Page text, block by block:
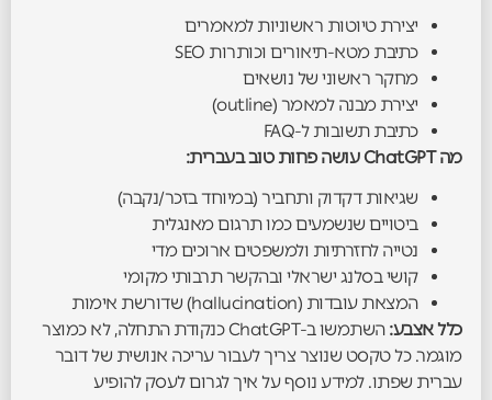
יצירת טיוטות ראשוניות למאמרים
כתיבת מטא-תיאורים וכותרות SEO
מחקר ראשוני של נושאים
יצירת מבנה למאמר (outline)
כתיבת תשובות ל-FAQ
מה ChatGPT עושה פחות טוב בעברית:
שגיאות דקדוק ותחביר (במיוחד בזכר/נקבה)
ביטויים שנשמעים כמו תרגום מאנגלית
נטייה לחזרתיות ולמשפטים ארוכים מדי
קושי בסלנג ישראלי ובהקשר תרבותי מקומי
המצאת עובדות (hallucination) שדורשת אימות
כלל אצבע:
השתמשו ב-ChatGPT כנקודת התחלה, לא כמוצר
מוגמר. כל טקסט שנוצר צריך לעבור עריכה אנושית של דובר
עברית שפתו. למידע נוסף על איך לגרום לעסק להופיע